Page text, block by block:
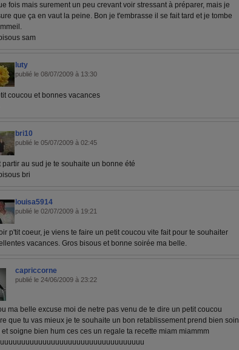
fois mais surement un peu crevant voir stressant à préparer, mais je
que ça en vaut la peine. Bon je t'embrasse il se fait tard et je tombe
sam
luty
publié le 08/07/2009 à 13:30
coucou et bonnes vacances
bri10
publié le 05/07/2009 à 02:45
partir au sud je te souhaite un bonne été
bri
louisa5914
publié le 02/07/2009 à 19:21
p'tit coeur, je viens te faire un petit coucou vite fait pour te souhaiter
vacances. Gros bisous et bonne soirée ma belle.
capriccorne
publié le 24/06/2009 à 23:22
ma belle excuse moi de netre pas venu de te dire un petit coucou
que tu vas mieux je te souhaite un bon retablissement prend bien soin
et soigne bien hum ces ces un regale ta recette miam miammm